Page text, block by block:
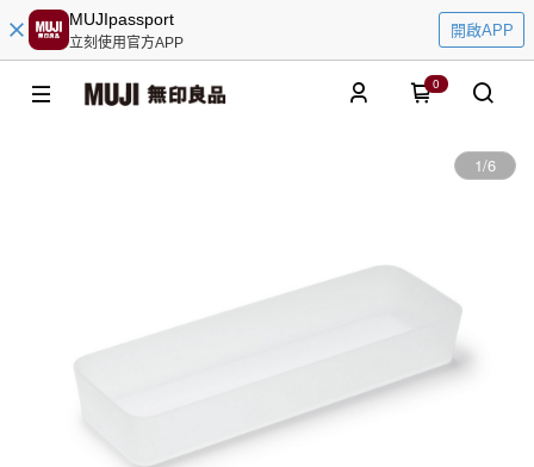
MUJIpassport
立刻使用官方APP
開啟APP
0
1/6